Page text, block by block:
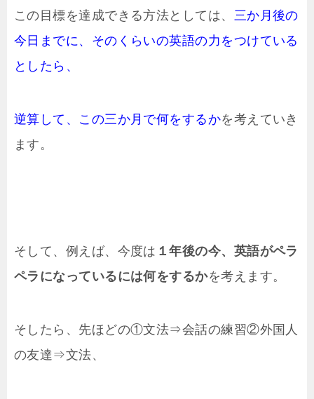
この目標を達成できる方法としては、 三か月後の
今日までに、そのくらいの英語の力をつけている
としたら、
逆算して、この三か月で何をするかを考えていき
ます。
そして、例えば、今度は １年後の今、英語がペラ
ペラになっているには何をするかを考えます。
そしたら、先ほどの①文法⇒会話の練習②外国人
の友達⇒文法、